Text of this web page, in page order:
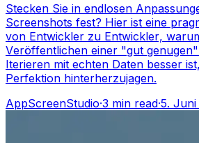
Stecken Sie in endlosen
Screenshots fest? Hier ist eine
von Entwickler zu Entwickler,
Veröffentlichen einer "gut
Iterieren mit echten Daten besser
Perfektion hinterherzujagen.
AppScreenStudio·3 min read·5. Juni